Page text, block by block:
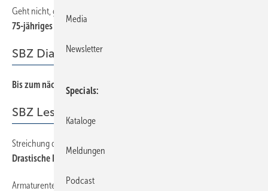
Geht nicht, gibt’s nicht!
75-jähriges Firmenjubiläum bei Zinnbauer
SBZ Dialog
Bis zum nächsten Schuss
SBZ Leserforum
Streichung des Map
Drastische Folgen befürchtet
Armaturentechnik
Media
Newsletter
Specials
Kataloge
Meldungen
Podcast